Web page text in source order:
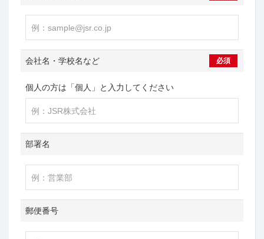
必須
会社名・学校名など
個人の方は「個人」と入力してください
部署名
郵便番号